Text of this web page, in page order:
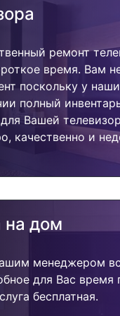
ремонт
время. Вам
поскольку у
полный
Вашей
качественно и
на дом
менеджером
для Вас время
бесплатная.